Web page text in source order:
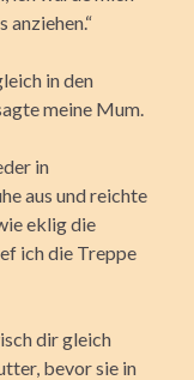
anziehen.“
in den
meine Mum.
in
aus und reichte
eklig die
ich die Treppe
dir gleich
bevor sie in